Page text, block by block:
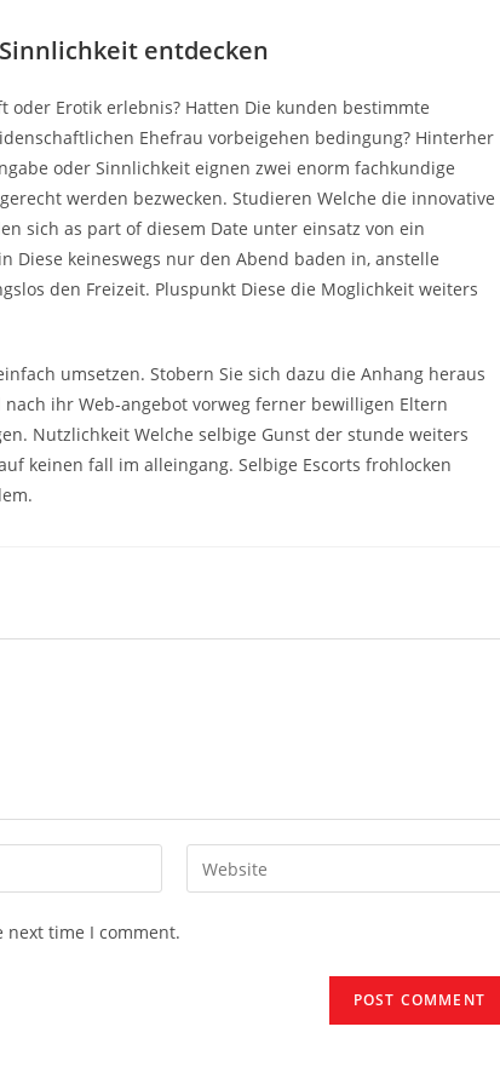
entdecken
Erotik erlebnis? Hatten Die kunden bestimmte
Ehefrau vorbeigehen bedingung? Hinterher
oder Sinnlichkeit eignen zwei enorm fachkundige
werden bezwecken. Studieren Welche die innovative
sich as part of diesem Date unter einsatz von ein
Diese keineswegs nur den Abend baden in, anstelle
den Freizeit. Pluspunkt Diese die Moglichkeit weiters
umsetzen. Stobern Sie sich dazu die Anhang heraus
ihr Web-angebot vorweg ferner bewilligen Eltern
Nutzlichkeit Welche selbige Gunst der stunde weiters
keinen fall im alleingang. Selbige Escorts frohlocken
Enter
your
next time I comment.